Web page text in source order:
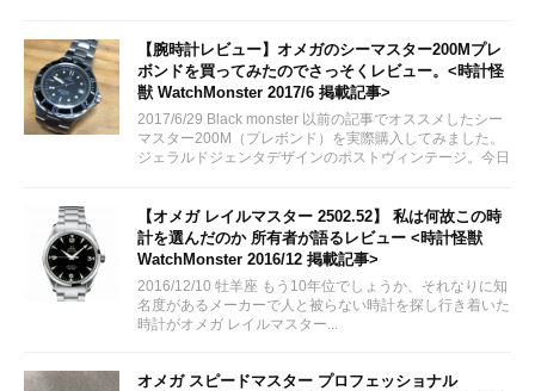
【腕時計レビュー】オメガのシーマスター200Mプレ
ボンドを買ってみたのでさっそくレビュー。<時計怪
獣 WatchMonster 2017/6 掲載記事>
2017/6/29 Black monster 以前の記事でオススメしたシー
マスター200M（プレボンド）を実際購入してみました。
ジェラルドジェンタデザインのポストヴィンテージ。今日
【オメガ レイルマスター 2502.52】 私は何故この時
計を選んだのか 所有者が語るレビュー <時計怪獣
WatchMonster 2016/12 掲載記事>
2016/12/10 牡羊座 もう10年位でしょうか、それなりに知
名度があるメーカーで人と被らない時計を探し行き着いた
時計がオメガ レイルマスター...
オメガ スピードマスター プロフェッショナル